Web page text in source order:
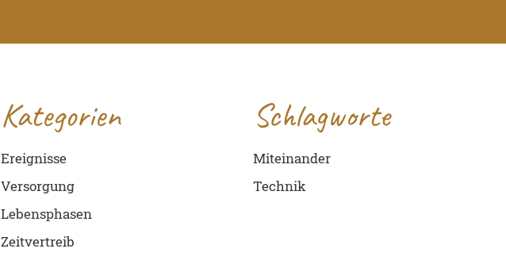
Kategorien
Ereignisse
Versorgung
Lebensphasen
Zeitvertreib
Schlagworte
Miteinander
Technik